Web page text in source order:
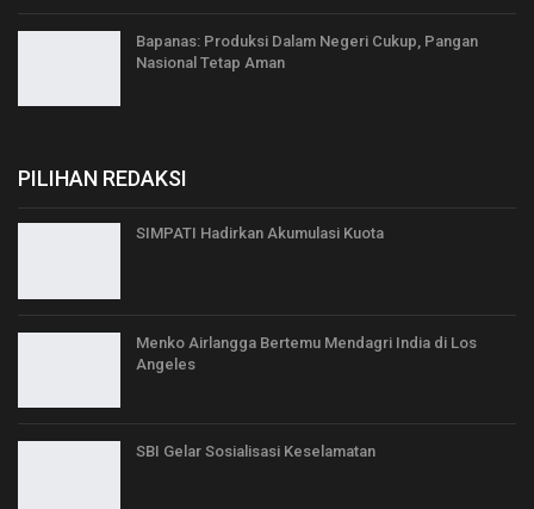
Bapanas: Produksi Dalam Negeri Cukup, Pangan
Nasional Tetap Aman
PILIHAN REDAKSI
SIMPATI Hadirkan Akumulasi Kuota
Menko Airlangga Bertemu Mendagri India di Los
Angeles
SBI Gelar Sosialisasi Keselamatan